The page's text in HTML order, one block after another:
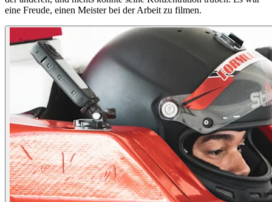
eine Freude, einen Meister bei der Arbeit zu filmen.